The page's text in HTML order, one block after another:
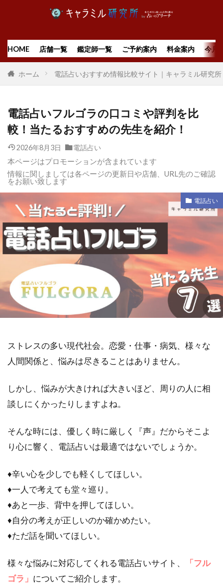
HOME 店舗一覧 鑑定師一覧 ご予約案内 料金案内 今月
ホーム 電話占いおすすめ情報比較サイト｜キャラミル研究所
電話占いフルゴラの口コミや評判を比
較！当たるおすすめの先生を紹介！
2026年8月3日 電話占い
本ページはプロモーションが含まれています
情報に関しましては各ページの更新日や店舗、URL先のご確認
をお願い致します
電話占い
ストレスの多い現代社会。恋愛・仕事・病気、様々な
人間関係と、悩みは尽きることはありません。
しかし、悩みが大きければ大きいほど、周りの人に相
談しにくかったりしますよね。
そんな時には、優しく時に厳しく『声』だからそこよ
り心に響く、電話占いは最適ではないでしょうか。
♦辛い心を少しでも軽くしてほしい。
♦一人で考えても堂々巡り。
♦あと一歩、背中を押してほしい。
♦自分の考えが正しいのか確かめたい。
♦ただ話を聞いてほしい。
様々な悩みに対応してくれる電話占いサイト、
「フル
ゴラ」 についてご紹介します。